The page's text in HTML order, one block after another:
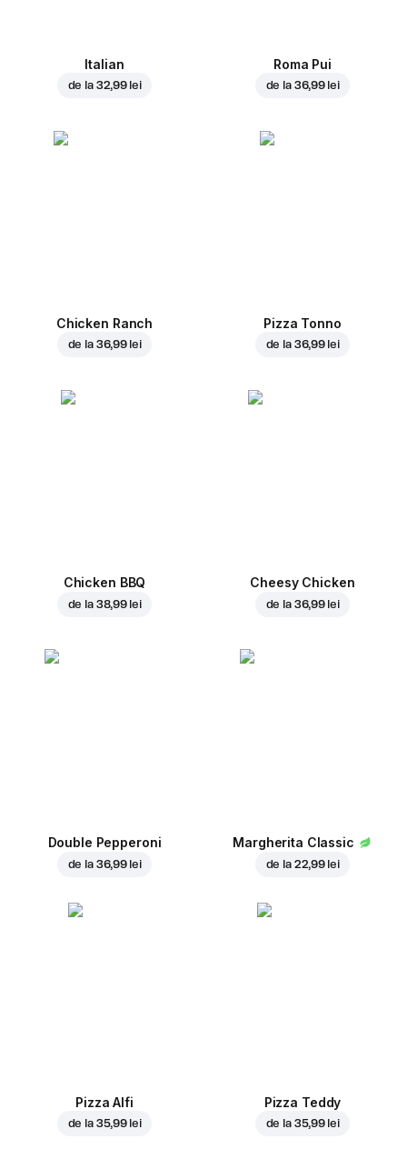
Italian
de la 32,99 lei
Roma Pui
de la 36,99 lei
Chicken Ranch
de la 36,99 lei
Pizza Tonno
de la 36,99 lei
Chicken BBQ
de la 38,99 lei
Cheesy Chicken
de la 36,99 lei
Double Pepperoni
de la 36,99 lei
Margherita Classic
de la 22,99 lei
Pizza Alfi
de la 35,99 lei
Pizza Teddy
de la 35,99 lei